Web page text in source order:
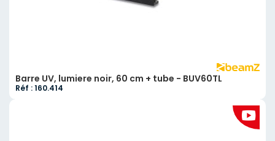
Barre UV, lumiere noir, 60 cm + tube - BUV60TL
Réf : 160.414